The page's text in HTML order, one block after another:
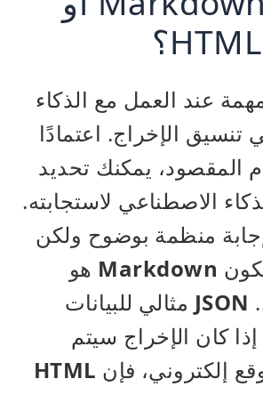
عند العمل مع الذكاء
الإخراج. اعتمادًا
المقصود، يمكنك تحديد
الاصطناعي لاستجابته.
منظمة بوضوح ولكن
Markdown هو
JSON مثالي للبيانات
إذا كان الإخراج سيتم
إلكتروني، فإن HTML